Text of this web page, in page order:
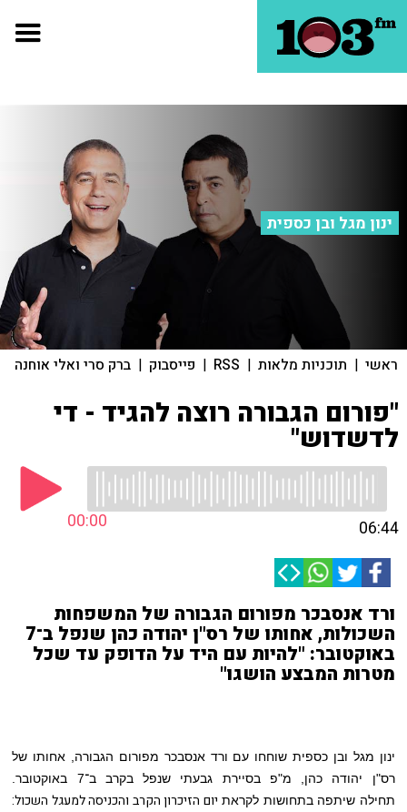
ינון מגל ובן כספית
ראשי | תוכניות מלאות |
RSS
| פייסבוק | ברק סרי ואלי אוחנה
"פורום הגבורה רוצה להגיד - די
לדשדוש"
00:00 06:44
ורד אנסבכר מפורום הגבורה של המשפחות
השכולות, אחותו של רס"ן יהודה כהן שנפל ב־7
באוקטובר: "להיות עם היד על הדופק עד שכל
מטרות המבצע הושגו"
ינון מגל ובן כספית שוחחו עם ורד אנסבכר מפורום הגבורה, אחותו של
רס"ן יהודה כהן, מ"פ בסיירת גבעתי שנפל בקרב ב־7 באוקטובר.
תחילה שיתפה בתחושות לקראת יום הזיכרון הקרב והכניסה למעגל השכול: